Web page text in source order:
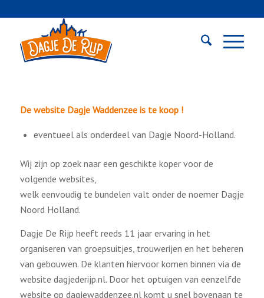
De website Dagje Waddenzee is te koop !
eventueel als onderdeel van Dagje Noord-Holland.
Wij zijn op zoek naar een geschikte koper voor de
volgende websites,
welk eenvoudig te bundelen valt onder de noemer Dagje
Noord Holland.
Dagje De Rijp heeft reeds 11 jaar ervaring in het
organiseren van groepsuitjes, trouwerijen en het beheren
van gebouwen. De klanten hiervoor komen binnen via de
website dagjederijp.nl. Door het optuigen van eenzelfde
website op dagjewaddenzee.nl komt u snel bovenaan te